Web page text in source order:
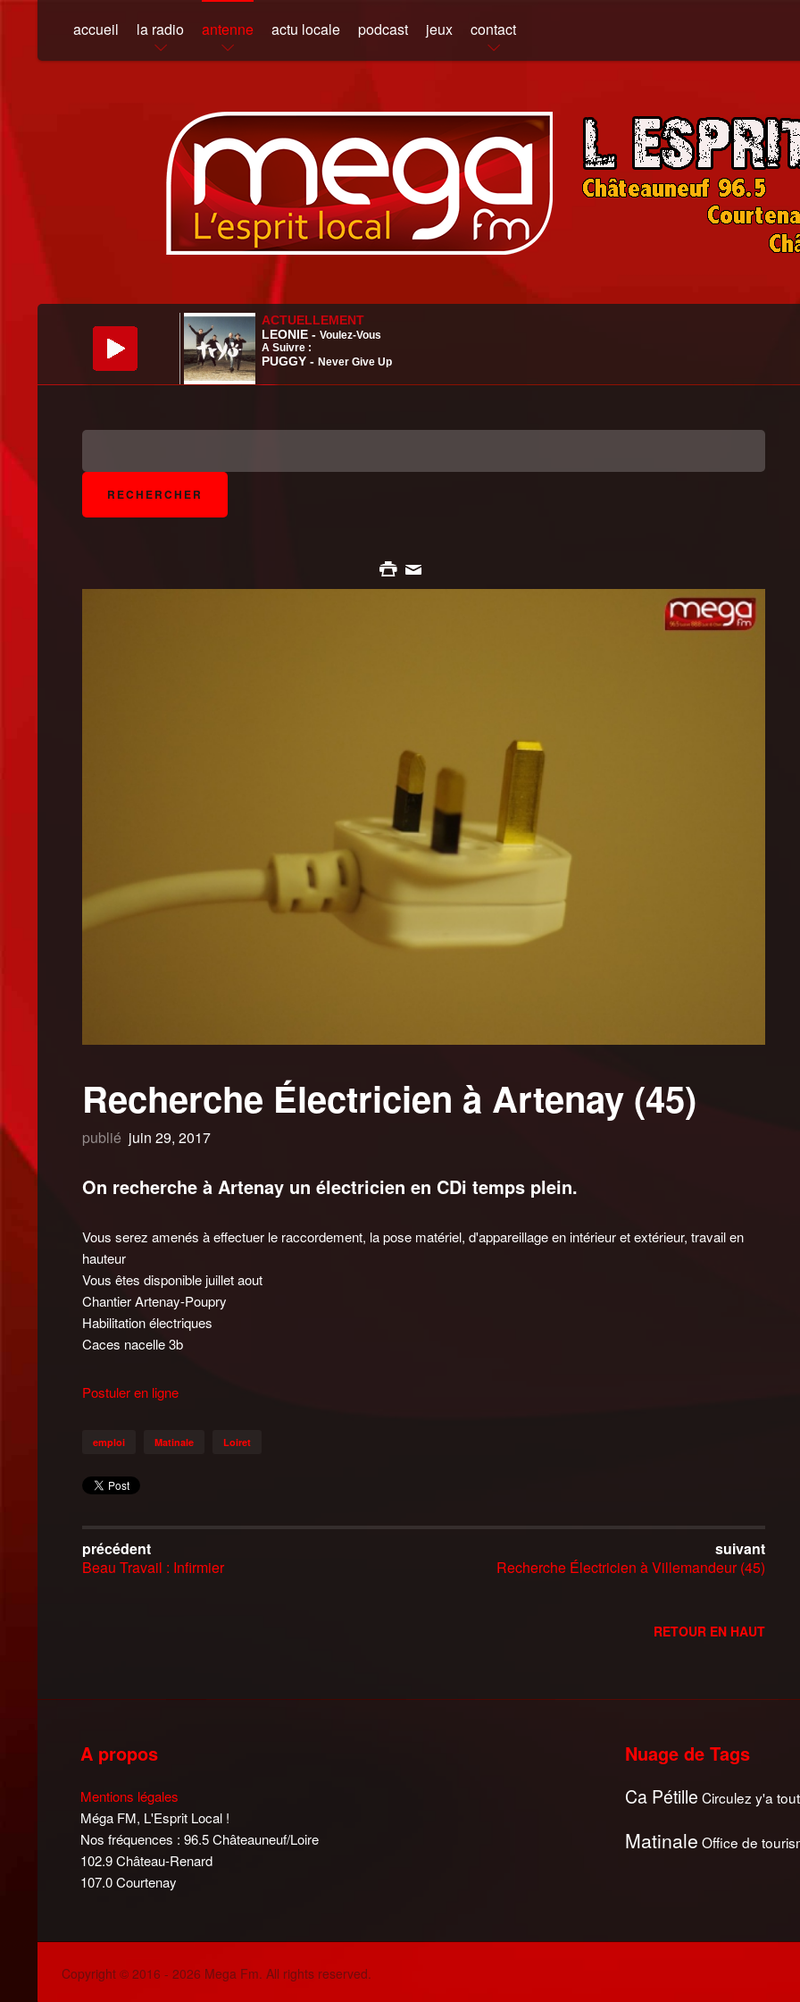
accueil la radio antenne actu locale podcast jeux contact
Recherche Électricien à Artenay (45)
publié juin 29, 2017
On recherche à Artenay un électricien en CDi temps plein.
Vous serez amenés à effectuer le raccordement, la pose matériel, d'appareillage en intérieur et extérieur, travail en
hauteur
Vous êtes disponible juillet aout
Chantier Artenay-Poupry
Habilitation électriques
Caces nacelle 3b
Postuler en ligne
emploi Matinale Loiret
précédent
Beau Travail : Infirmier
suivant
Recherche Électricien à Villemandeur (45)
RETOUR EN HAUT
A propos
Mentions légales
Méga FM, L'Esprit Local !
Nos fréquences : 96.5 Châteauneuf/Loire
102.9 Château-Renard
107.0 Courtenay
Nuage de Tags
Ca Pétille Circulez y'a
Matinale Office de
Copyright © 2016 - 2026 Mega Fm. All rights reserved.